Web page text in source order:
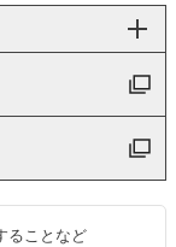
ることなど